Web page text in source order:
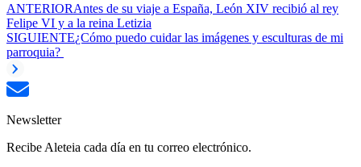
ANTERIORAntes de su viaje a España, León XIV recibió al rey
Felipe VI y a la reina Letizia
SIGUIENTE¿Cómo puedo cuidar las imágenes y esculturas de mi
parroquia?
Newsletter
Recibe Aleteia cada día en tu correo electrónico.